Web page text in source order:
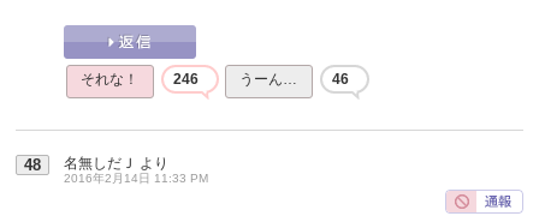
それな！ 246 うーん… 46
48 名無しだＪ より
2016年2月14日 11:33 PM